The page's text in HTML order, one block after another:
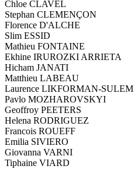
Chloe CLAVEL
Stephan CLEMENÇON
Florence D'ALCHE
Slim ESSID
Mathieu FONTAINE
Ekhine IRUROZKI ARRIETA
Hicham JANATI
Matthieu LABEAU
Laurence LIKFORMAN-SULEM
Pavlo MOZHAROVSKYI
Geoffroy PEETERS
Helena RODRIGUEZ
Francois ROUEFF
Emilia SIVIERO
Giovanna VARNI
Tiphaine VIARD